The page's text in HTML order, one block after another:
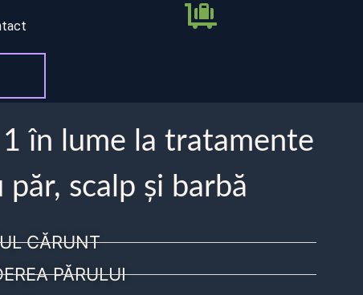
în lume la tratamente
scalp și barbă
CĂRUNT
PĂRULUI